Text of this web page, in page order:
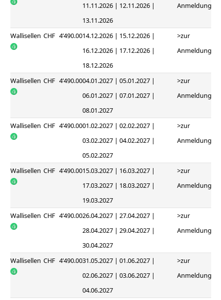
11.11.2026 | 12.11.2026 |
13.11.2026
Anmeldung
Wallisellen CHF 4’490.0014.12.2026 | 15.12.2026 |
16.12.2026 | 17.12.2026 |
18.12.2026
>zur
Anmeldung
Wallisellen CHF 4’490.0004.01.2027 | 05.01.2027 |
06.01.2027 | 07.01.2027 |
08.01.2027
>zur
Anmeldung
Wallisellen CHF 4’490.0001.02.2027 | 02.02.2027 |
03.02.2027 | 04.02.2027 |
05.02.2027
>zur
Anmeldung
Wallisellen CHF 4’490.0015.03.2027 | 16.03.2027 |
17.03.2027 | 18.03.2027 |
19.03.2027
>zur
Anmeldung
Wallisellen CHF 4’490.0026.04.2027 | 27.04.2027 |
28.04.2027 | 29.04.2027 |
30.04.2027
>zur
Anmeldung
Wallisellen CHF 4’490.0031.05.2027 | 01.06.2027 |
02.06.2027 | 03.06.2027 |
04.06.2027
>zur
Anmeldung